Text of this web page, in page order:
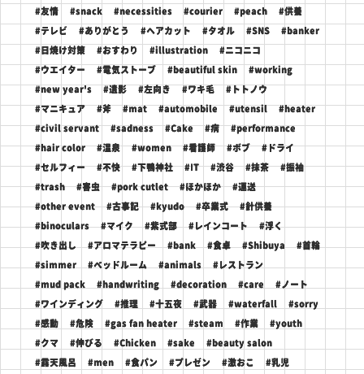
#友情 #snack #necessities #courier #peach #供養
#テレビ #ありがとう #ヘアカット #タオル #SNS #banker
#日焼け対策 #おすわり #illustration #ニコニコ
#ウエイター #電気ストーブ #beautiful skin #working
#new year's #遺影 #左向き #ワキ毛 #トトノウ
#マニキュア #斧 #mat #automobile #utensil #heater
#civil servant #sadness #Cake #病 #performance
#hair color #温泉 #women #看護師 #ボブ #ドライ
#セルフィー #不快 #下鴨神社 #IT #渋谷 #抹茶 #振袖
#trash #害虫 #pork cutlet #ほかほか #運送
#other event #古事記 #kyudo #卒業式 #針供養
#binoculars #マイク #紫式部 #レインコート #浮く
#吹き出し #アロマテラピー #bank #食卓 #Shibuya #首輪
#simmer #ベッドルーム #animals #レストラン
#mud pack #handwriting #decoration #care #ノート
#ワインディング #推理 #十五夜 #武器 #waterfall #sorry
#感動 #危険 #gas fan heater #steam #作業 #youth
#クマ #伸びる #Chicken #sake #beauty salon
#露天風呂 #men #食パン #プレゼン #激おこ #乳児